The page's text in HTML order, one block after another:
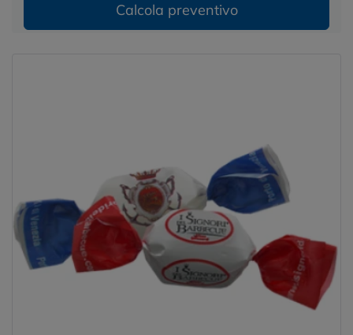
Calcola preventivo